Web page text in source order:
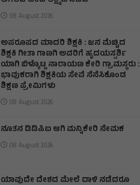
08 August 2026
ಅಪರೂಪದ ಮಾದರಿ ಶಿಕ್ಷಕಿ : ಜನ ಮೆಚ್ಚಿದ
ಶಿಕ್ಷಕಿ ಗೀತಾ ಗಾಣಗಿ ಅವರಿಗೆ ಹೃದಯಸ್ಪರ್ಶಿ
ಯಾಗಿ ಬಿಳ್ಕೊಟ್ಟ ನಾರಾಯಣ ಕೇರಿ ಗ್ರಾಮಸ್ಥರು :
ಭಾವುಕರಾಗಿ ಶಿಕ್ಷಕಿಯ ಸೇವೆ ನೆನೆಸಿಕೊಂಡ
ಶಿಕ್ಷಣ ಪ್ರೇಮಿಗಳು
08 August 2026
ನೂತನ ಡಿಡಿಪಿಐ ಆಗಿ ಮನ್ನಿಕೇರಿ ನೇಮಕ
08 August 2026
ಯಾವುದೇ ದೇಶದ ಮೇಲೆ ದಾಳಿ ನಡೆದರೂ